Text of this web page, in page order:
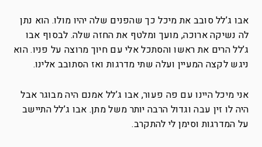
אבו ג’לל סובב את מיכל כך שהפנים שלה יהיו מולו. הוא נתן
לה נשיקה ארוכה, מועך ומלטף את החזה שלה. לבסוף אבו
ג’לל הרים את ראשו והסתכל אלי עם חיוך מרוצה על פניו. הוא
ניגש לקצה המעיין ועלה שתי מדרגות ואז הסתובב אלינו.
אני מיכל היינו עם פה פעור, אבו ג’לל אמנם היה מבוגר אבל
היה לו זין עבה וגדול הרבה יותר משל מתן. אבו ג’לל התיישב
על המדרגות וסימן לי להתקרב.